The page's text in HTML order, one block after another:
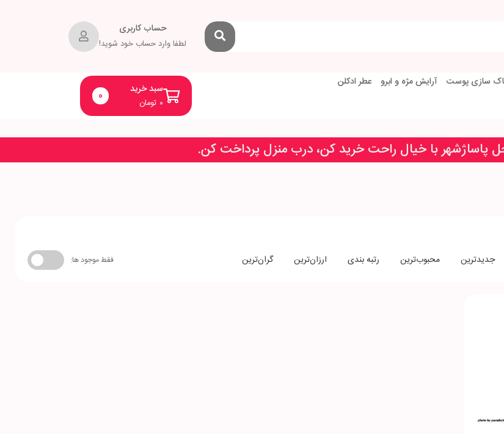
حساب کاربری
لطفا وارد حساب خود شوید!
سازی پوست آرایش مژه و ابرو عطر ادکلن سبد خرید
تومان ۰ 0
پاساژشهر با خیال راحت خرید کن، درب منزل پرداخت کن.
جدیدترین محبوب‌ترین رتبه بندی ارزان‌ترین گران‌ترین فقط موجود ها: